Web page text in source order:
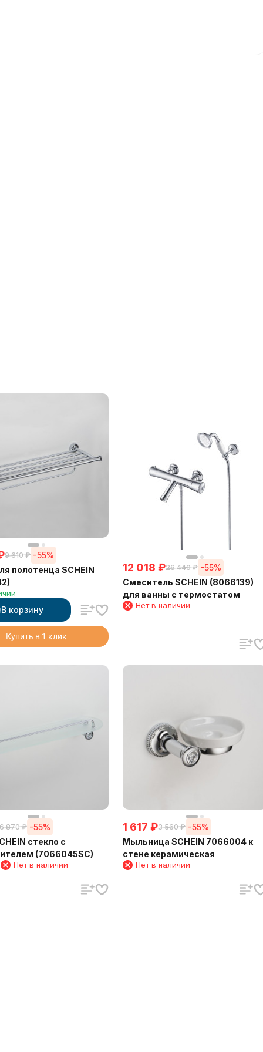
9 610 ₽ -55%
полотенца SCHEIN
В корзину
Купить в 1 клик
12 018 ₽26 440 ₽ -55%
Смеситель SCHEIN (8066139)
для ванны с термостатом
Нет в наличии
870 ₽ -55%
стекло с
(7066045SC)
Нет в наличии
1 617 ₽3 560 ₽ -55%
Мыльница SCHEIN 7066004 к
стене керамическая
Нет в наличии